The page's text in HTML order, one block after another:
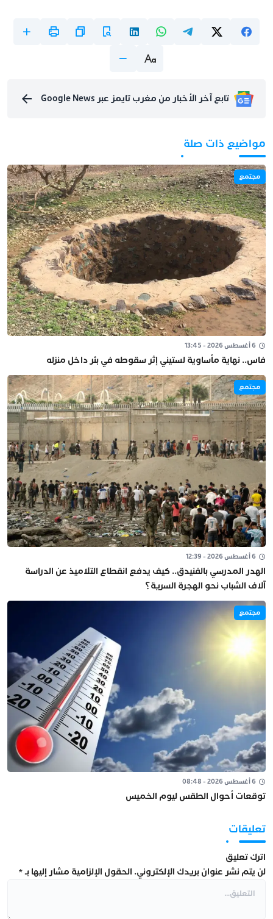
تابع آخر الأخبار من مغرب تايمز عبر Google News
مواضيع ذات صلة
مجتمع
6 أغسطس 2026 - 13:45
فاس.. نهاية مأساوية لستيني إثر سقوطه في بئر داخل منزله
مجتمع
6 أغسطس 2026 - 12:39
الهدر المدرسي بالفنيدق.. كيف يدفع انقطاع التلاميذ عن الدراسة
آلاف الشباب نحو الهجرة السرية؟
مجتمع
6 أغسطس 2026 - 08:48
توقعات أحوال الطقس ليوم الخميس
تعليقات
اترك تعليق
لن يتم نشر عنوان بريدك الإلكتروني. الحقول الإلزامية مشار إليها بـ*